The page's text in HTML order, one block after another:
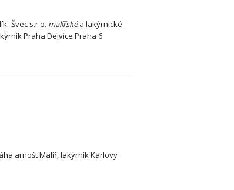
Švec s.r.o. malířskéa lakýrnické
Praha Dejvice Praha 6
arnošt Malíř, lakýrník Karlovy